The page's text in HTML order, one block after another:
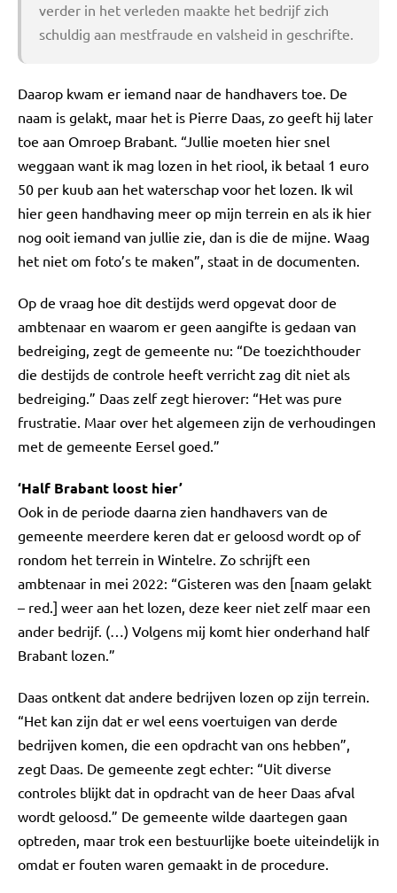
verder in het verleden maakte het bedrijf zich
schuldig aan mestfraude en valsheid in geschrifte.
Daarop kwam er iemand naar de handhavers toe. De
naam is gelakt, maar het is Pierre Daas, zo geeft hij later
toe aan Omroep Brabant. “Jullie moeten hier snel
weggaan want ik mag lozen in het riool, ik betaal 1 euro
50 per kuub aan het waterschap voor het lozen. Ik wil
hier geen handhaving meer op mijn terrein en als ik hier
nog ooit iemand van jullie zie, dan is die de mijne. Waag
het niet om foto’s te maken”, staat in de documenten.
Op de vraag hoe dit destijds werd opgevat door de
ambtenaar en waarom er geen aangifte is gedaan van
bedreiging, zegt de gemeente nu: “De toezichthouder
die destijds de controle heeft verricht zag dit niet als
bedreiging.” Daas zelf zegt hierover: “Het was pure
frustratie. Maar over het algemeen zijn de verhoudingen
met de gemeente Eersel goed.”
‘Half Brabant loost hier’
Ook in de periode daarna zien handhavers van de
gemeente meerdere keren dat er geloosd wordt op of
rondom het terrein in Wintelre. Zo schrijft een
ambtenaar in mei 2022: “Gisteren was den [naam gelakt
– red.] weer aan het lozen, deze keer niet zelf maar een
ander bedrijf. (…) Volgens mij komt hier onderhand half
Brabant lozen.”
Daas ontkent dat andere bedrijven lozen op zijn terrein.
“Het kan zijn dat er wel eens voertuigen van derde
bedrijven komen, die een opdracht van ons hebben”,
zegt Daas. De gemeente zegt echter: “Uit diverse
controles blijkt dat in opdracht van de heer Daas afval
wordt geloosd.” De gemeente wilde daartegen gaan
optreden, maar trok een bestuurlijke boete uiteindelijk in
omdat er fouten waren gemaakt in de procedure.